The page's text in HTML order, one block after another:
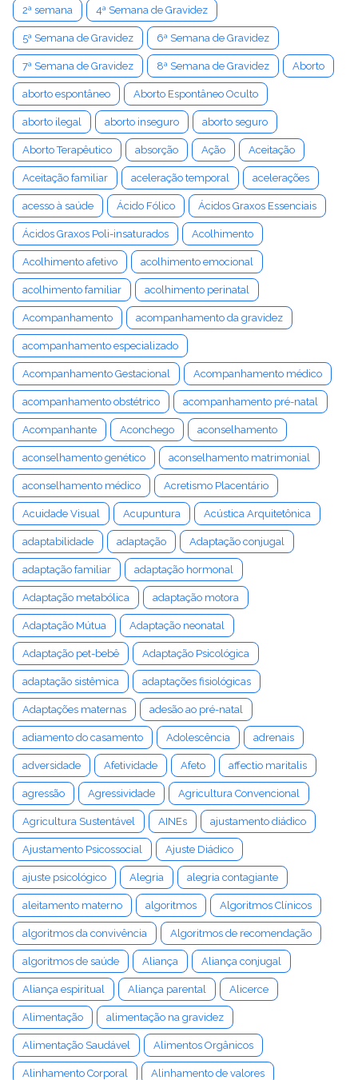
2ª semana 4ª Semana de Gravidez
5ª Semana de Gravidez 6ª Semana de Gravidez
7ª Semana de Gravidez 8ª Semana de Gravidez Aborto
aborto espontâneo Aborto Espontâneo Oculto
aborto ilegal aborto inseguro aborto seguro
Aborto Terapêutico absorção Ação Aceitação
Aceitação familiar aceleração temporal acelerações
acesso à saúde Ácido Fólico Ácidos Graxos Essenciais
Ácidos Graxos Poli-insaturados Acolhimento
Acolhimento afetivo acolhimento emocional
acolhimento familiar acolhimento perinatal
Acompanhamento acompanhamento da gravidez
acompanhamento especializado
Acompanhamento Gestacional Acompanhamento médico
acompanhamento obstétrico acompanhamento pré-natal
Acompanhante Aconchego aconselhamento
aconselhamento genético aconselhamento matrimonial
aconselhamento médico Acretismo Placentário
Acuidade Visual Acupuntura Acústica Arquitetônica
adaptabilidade adaptação Adaptação conjugal
adaptação familiar adaptação hormonal
Adaptação metabólica adaptação motora
Adaptação Mútua Adaptação neonatal
Adaptação pet-bebê Adaptação Psicológica
adaptação sistêmica adaptações fisiológicas
Adaptações maternas adesão ao pré-natal
adiamento do casamento Adolescência adrenais
adversidade Afetividade Afeto affectio maritalis
agressão Agressividade Agricultura Convencional
Agricultura Sustentável AINEs ajustamento diádico
Ajustamento Psicossocial Ajuste Diádico
ajuste psicológico Alegria alegria contagiante
aleitamento materno algoritmos Algoritmos Clínicos
algoritmos da convivência Algoritmos de recomendação
algoritmos de saúde Aliança Aliança conjugal
Aliança espiritual Aliança parental Alicerce
Alimentação alimentação na gravidez
Alimentação Saudável Alimentos Orgânicos
Alinhamento Corporal Alinhamento de valores